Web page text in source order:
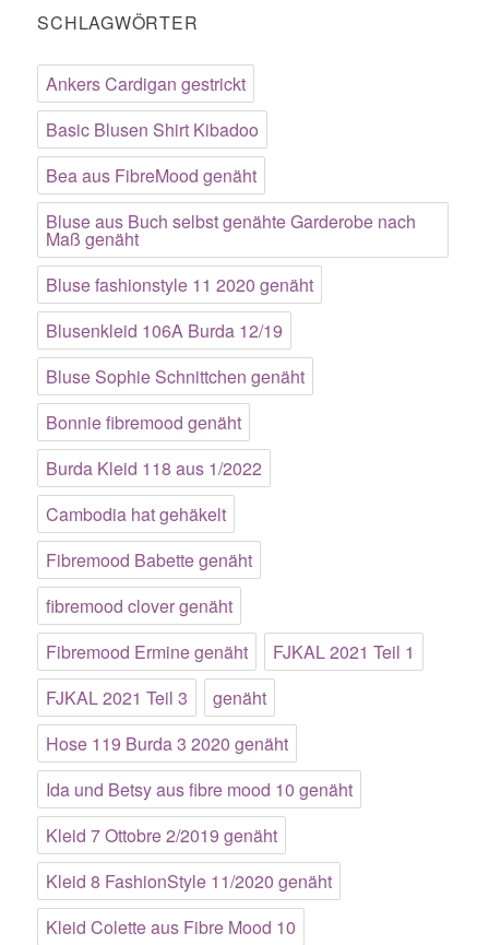
SCHLAGWÖRTER
Ankers Cardigan gestrickt
Basic Blusen Shirt Kibadoo
Bea aus FibreMood genäht
Bluse aus Buch selbst genähte Garderobe nach
Maß genäht
Bluse fashionstyle 11 2020 genäht
Blusenkleid 106A Burda 12/19
Bluse Sophie Schnittchen genäht
Bonnie fibremood genäht
Burda Kleid 118 aus 1/2022
Cambodia hat gehäkelt
Fibremood Babette genäht
fibremood clover genäht
Fibremood Ermine genäht
FJKAL 2021 Teil 1
FJKAL 2021 Teil 3
genäht
Hose 119 Burda 3 2020 genäht
Ida und Betsy aus fibre mood 10 genäht
Kleid 7 Ottobre 2/2019 genäht
Kleid 8 FashionStyle 11/2020 genäht
Kleid Colette aus Fibre Mood 10